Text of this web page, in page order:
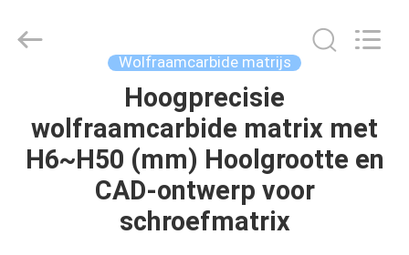
PRODUCTEN
Limited.
Wolfraamcarbide matrijs
Hoogprecisie
wolfraamcarbide matrix met
H6~H50 (mm) Hoolgrootte en
CAD-ontwerp voor
schroefmatrix